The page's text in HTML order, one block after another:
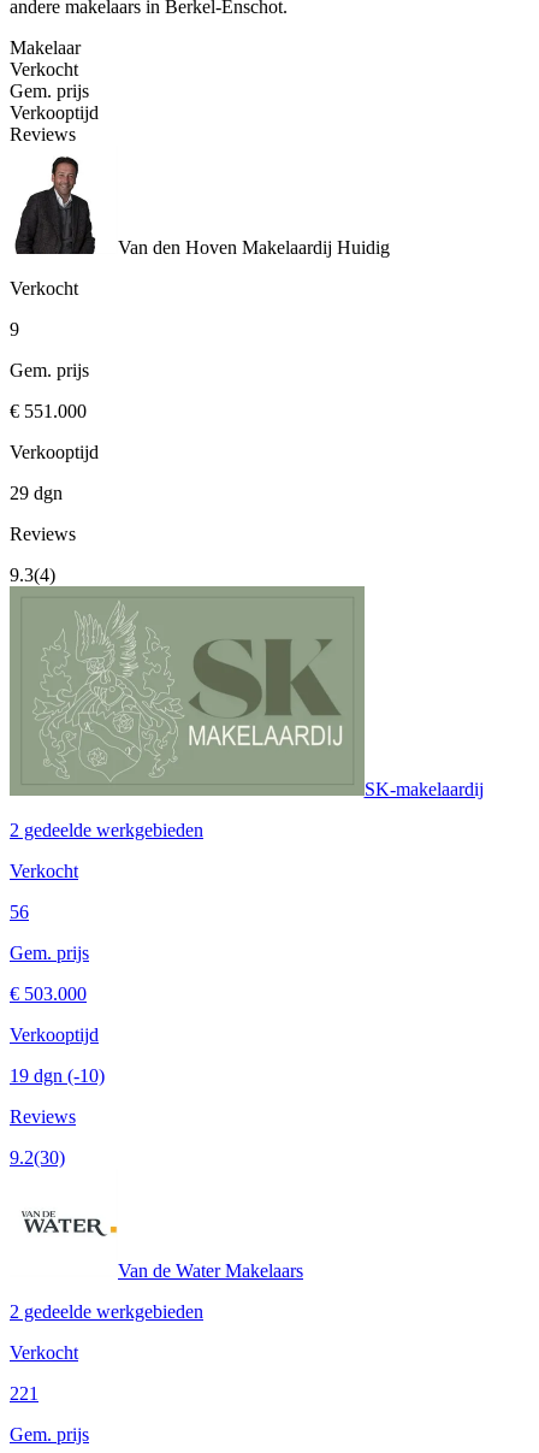
andere makelaars in Berkel-Enschot.
Makelaar
Verkocht
Gem. prijs
Verkooptijd
Reviews
Van den Hoven Makelaardij Huidig
Verkocht
9
Gem. prijs
€ 551.000
Verkooptijd
29 dgn
Reviews
9.3(4)
SK-makelaardij
2 gedeelde werkgebieden
Verkocht
56
Gem. prijs
€ 503.000
Verkooptijd
19 dgn (-10)
Reviews
9.2(30)
Van de Water Makelaars
2 gedeelde werkgebieden
Verkocht
221
Gem. prijs